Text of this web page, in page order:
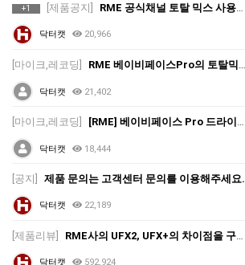
+1 [제품공지] RME 공식채널 토탈 믹스 사용법 - Channel Group
닥터캣 20,966
[마이크,레코딩] RME 베이비페이스Pro의 토탈믹스 아이콘이 안보여요.
닥터캣 21,402
[마이크,레코딩] [RME] 베이비페이스 Pro 드라이버가 안잡혀요.
닥터캣 18,444
[공지] 제품 문의는 고객센터 문의를 이용해주세요.
닥터캣 22,189
[제품리뷰] RME사의 UFX2, UFX+의 차이점을 구체적으로 알아보겠습니다. 오인페, 오디오 인터페이스
닥터캣 592,924